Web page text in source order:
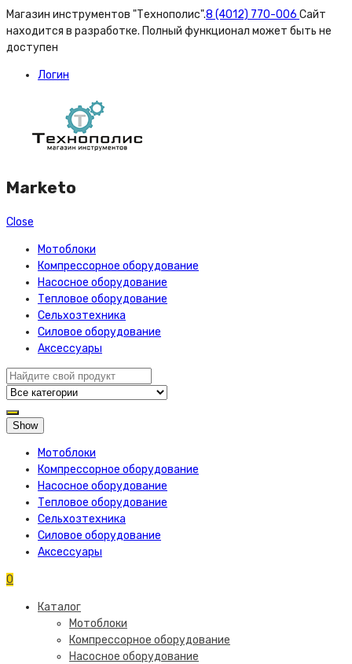
Магазин инструментов "Технополис".8 (4012) 770-006 Сайт
находится в разработке. Полный функционал может быть не
доступен
Логин
Marketo
Close
Мотоблоки
Компрессорное оборудование
Насосное оборудование
Тепловое оборудование
Сельхозтехника
Силовое оборудование
Аксессуары
Show
Мотоблоки
Компрессорное оборудование
Насосное оборудование
Тепловое оборудование
Сельхозтехника
Силовое оборудование
Аксессуары
0
Каталог
Мотоблоки
Компрессорное оборудование
Насосное оборудование